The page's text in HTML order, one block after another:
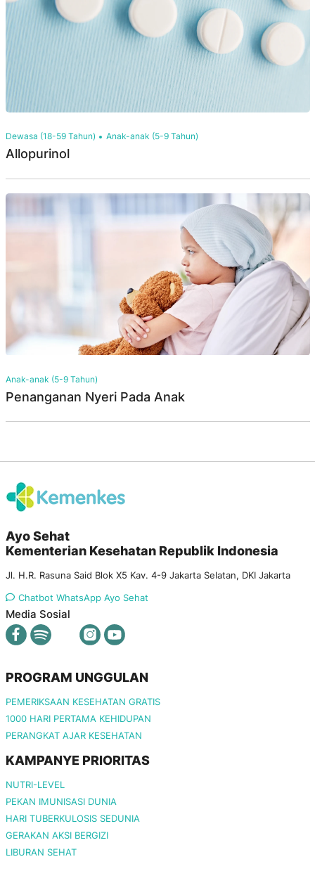
Dewasa (18-59 Tahun) Anak-anak (5-9 Tahun)
Allopurinol
Anak-anak (5-9 Tahun)
Penanganan Nyeri Pada Anak
Ayo Sehat
Kementerian Kesehatan Republik Indonesia
Jl. H.R. Rasuna Said Blok X5 Kav. 4-9 Jakarta Selatan, DKI Jakarta
Chatbot WhatsApp Ayo Sehat
Media Sosial
PROGRAM UNGGULAN
PEMERIKSAAN KESEHATAN GRATIS
1000 HARI PERTAMA KEHIDUPAN
PERANGKAT AJAR KESEHATAN
KAMPANYE PRIORITAS
NUTRI-LEVEL
PEKAN IMUNISASI DUNIA
HARI TUBERKULOSIS SEDUNIA
GERAKAN AKSI BERGIZI
LIBURAN SEHAT